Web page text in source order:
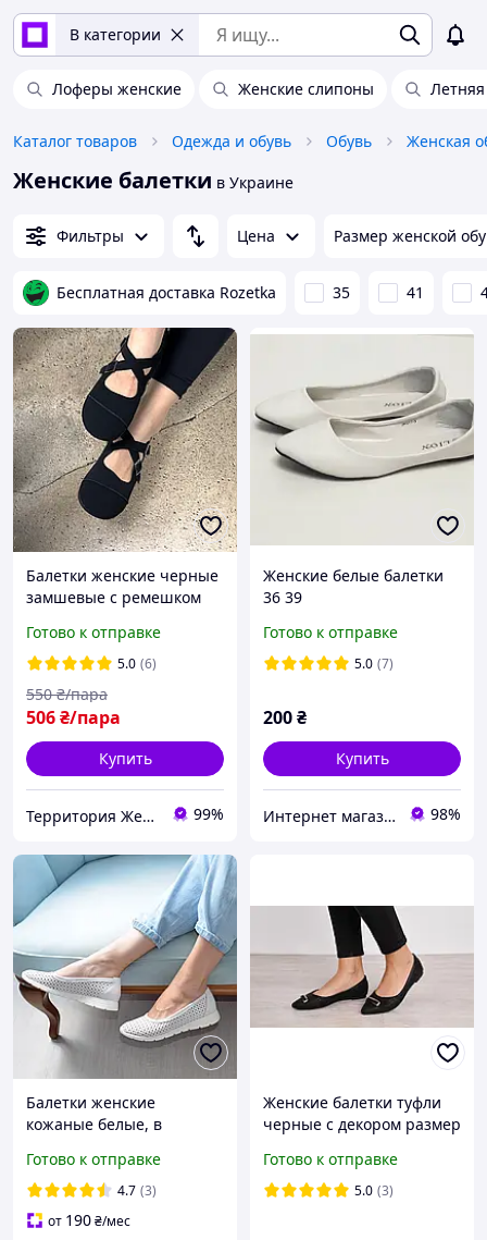
В категории
Лоферы женские Женские слипоны
Каталог товаров Одежда и обувь Обувь Женская
Женские балетки в Украине
Фильтры Цена Размер женской
Бесплатная доставка Rozetka 35 41
Балетки женские черные
замшевые с ремешком
легкие мягкие
Готово к отправке
5.0 (6)
506₴/пара
550 ₴/пара
Купить
Территория Желаний.TЖ. 99%
Женские белые балетки
36 39
Готово к отправке
5.0 (7)
200₴
Купить
Интернет магазин "Ножки в одежке" 98%
Балетки женские
кожаные белые, в
Готово к отправке
4.7 (3)
от 190₴/мес
Женские балетки туфли
черные с декором размер
Готово к отправке
5.0 (3)